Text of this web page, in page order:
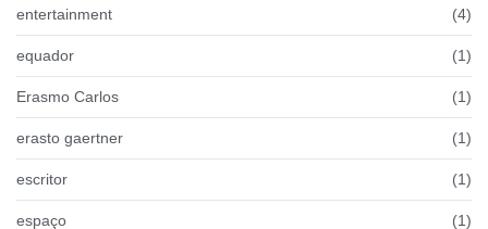
entertainment (4)
equador (1)
Erasmo Carlos (1)
erasto gaertner (1)
escritor (1)
espaço (1)